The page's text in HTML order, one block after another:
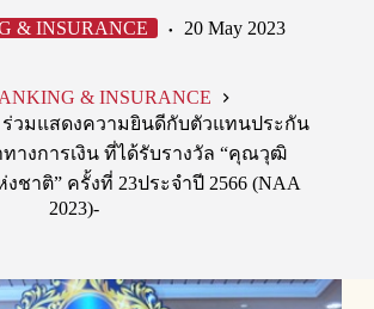
& INSURANCE
20 May 2023
& INSURANCE
ร่วมแสดงความยินดีกับตัวแทนประกัน
างการเงิน ที่ได้รับรางวัล “คุณวุฒิ
ชาติ” ครั้งที่ 23ประจำปี 2566 (NAA
2023)-